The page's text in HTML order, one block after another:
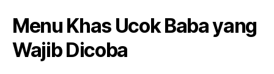
Menu Khas Ucok Baba yang
Wajib Dicoba